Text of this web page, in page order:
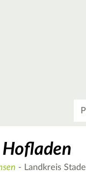
- Landkreis Stade